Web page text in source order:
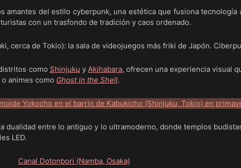
amantes del estilo cyberpunk, una estética que fusiona tecnología
con un trasfondo de tradición y caos ordenado.
como Shinjuku y Akihabara, ofrecen una experiencia visual
o animes como Ghost in the Shell.
dualidad entre lo antiguo y lo ultramoderno, donde templos
LED.